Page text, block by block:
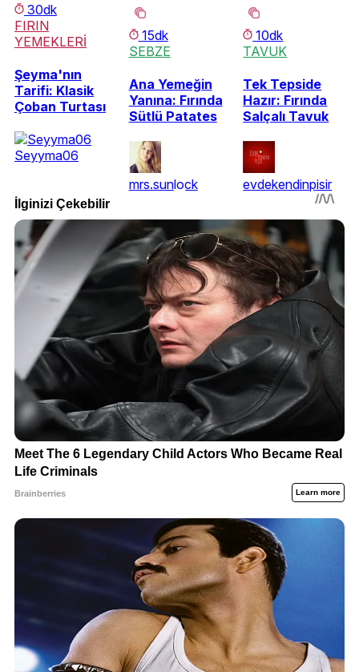
30dk
FIRIN
YEMEKLERİ
Şeyma'nın
Tarifi: Klasik
Çoban Turtası
Seyyma06
15dk
SEBZE
Ana Yemeğin
Yanına: Fırında
Sütlü Patates
mrs.sunlock
10dk
TAVUK
Tek Tepside
Hazır: Fırında
Salçalı Tavuk
evdekendinpisir